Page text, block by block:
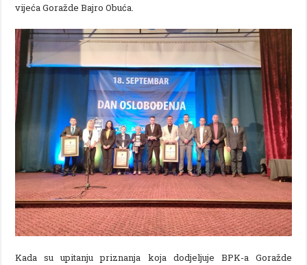
vijeća Goražde Bajro Obuća.
Kada su upitanju priznanja koja dodjeljuje BPK-a Goražde